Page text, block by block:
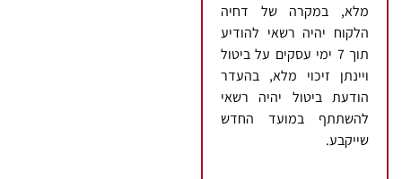
מלא, במקרה של דחיה
הלקוח יהיה רשאי להודיע
תוך 7 ימי עסקים על ביטול
ויינתן זיכוי מלא, בהעדר
הודעת ביטול יהיה רשאי
להשתתף במועד החדש
שייקבע.